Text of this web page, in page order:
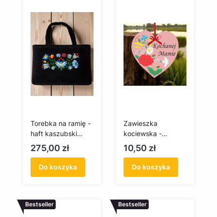
Torebka na ramię -
haft kaszubski
(szkoła
wejherowska)
Cena
275,00 zł
Do koszyka
Zawieszka
kociewska -
Kochanej Mamie
Cena
10,50 zł
Do koszyka
Bestseller Bestseller